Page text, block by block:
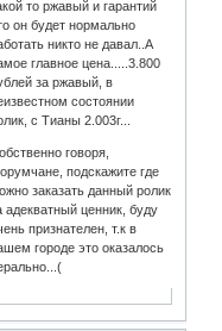
то ржавый и гарантий
он будет нормально
никто не давал..А
главное цена.....3.800
за ржавый, в
состоянии
с Тианы 2.003г...
говоря,
подскажите где
заказать данный ролик
адекватный ценник, буду
признателен, т.к в
городе это оказалось